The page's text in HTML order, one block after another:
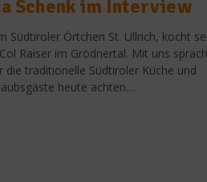
Schenk im Interview
Südtiroler Örtchen St. Ullrich, kocht
Raiser im Grödnertal. Mit uns
die traditionelle Südtiroler Küche und
heute achten....